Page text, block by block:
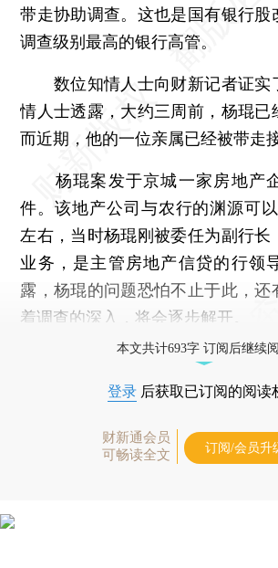
带走协助调查。这也是国有银行股
调查级别最高的银行高管。
数位知情人士向财新记者证实
情人士透露，大约三周前，杨琨已
而近期，他的一位亲属已经被带走
杨琨案发于京城一家房地产
件。该地产公司与农行的渊源可
左右，当时杨琨刚被委任为副行长
业务，是主管房地产信贷的行领
露，杨琨的问题恐怕不止于此，还
着调查的深入，将会逐步解开。
本文共计693字 订阅后继续
登录 后获取已订阅的阅读
财新通会员
可畅读全文
订阅/会员升